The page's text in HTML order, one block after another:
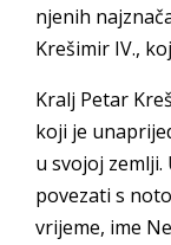
njenih
Krešimir IV.,
Kralj Petar
koji je
u svojoj
povezati s
vrijeme, ime